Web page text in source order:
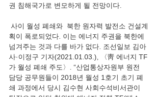
권 침해국가로 변모하게 될 전망이다.
획이 폭로되었다. 이는 에너지 주권을 북한에
넘겨주는 것과 다를 바가 없다. 조선일보 김아
사·이정구 기자(2021.01.03.), 〈靑 에너지 TF
가 월성 폐쇄 주도〉. “산업통상자원부 원전
담당 공무원들이 2018년 월성 1호기 초기 폐
쇄 과정에서 당시 김수현 사회수석비서관이